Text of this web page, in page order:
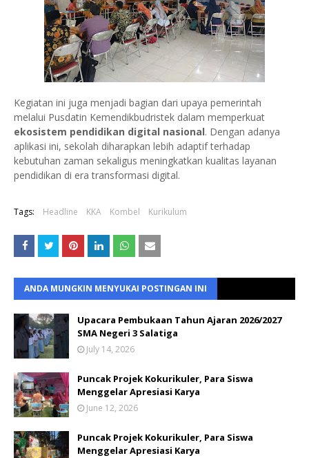
Kegiatan ini juga menjadi bagian dari upaya pemerintah
melalui Pusdatin Kemendikbudristek dalam memperkuat
ekosistem pendidikan digital nasional. Dengan adanya
aplikasi ini, sekolah diharapkan lebih adaptif terhadap
kebutuhan zaman sekaligus meningkatkan kualitas layanan
pendidikan di era transformasi digital.
Tags: Headline KKA Kombel Kurikulum
ANDA MUNGKIN MENYUKAI POSTINGAN INI
Upacara Pembukaan Tahun Ajaran 2026/2027
SMA Negeri 3 Salatiga
July 14, 2026
Puncak Projek Kokurikuler, Para Siswa
Menggelar Apresiasi Karya
June 12, 2026
Puncak Projek Kokurikuler, Para Siswa
Menggelar Apresiasi Karya